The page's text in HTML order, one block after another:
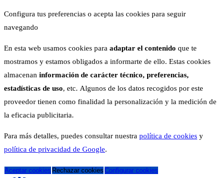
Configura tus preferencias o acepta las cookies para seguir
navegando
En esta web usamos cookies para adaptar el contenido que te
mostramos y estamos obligados a informarte de ello. Estas cookies
almacenan información de carácter técnico, preferencias,
estadísticas de uso, etc. Algunos de los datos recogidos por este
proveedor tienen como finalidad la personalización y la medición de
la eficacia publicitaria.
Para más detalles, puedes consultar nuestra política de cookies y
política de privacidad de Google.
Aceptar cookies Rechazar cookies Configurar cookies